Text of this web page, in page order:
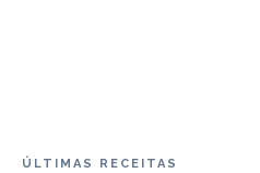
ÚLTIMAS RECEITAS